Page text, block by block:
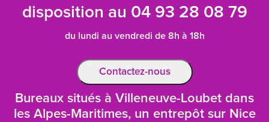
disposition au 04 93 28 08 79
du lundi au vendredi de 8h à 18h
Contactez-nous
Bureaux situés à Villeneuve-Loubet dans
les Alpes-Maritimes, un entrepôt sur Nice